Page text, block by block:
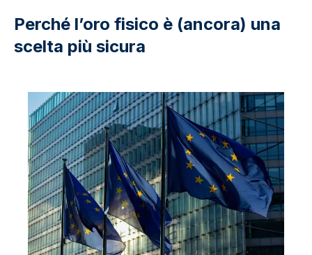
Perché l’oro fisico è (ancora) una
scelta più sicura